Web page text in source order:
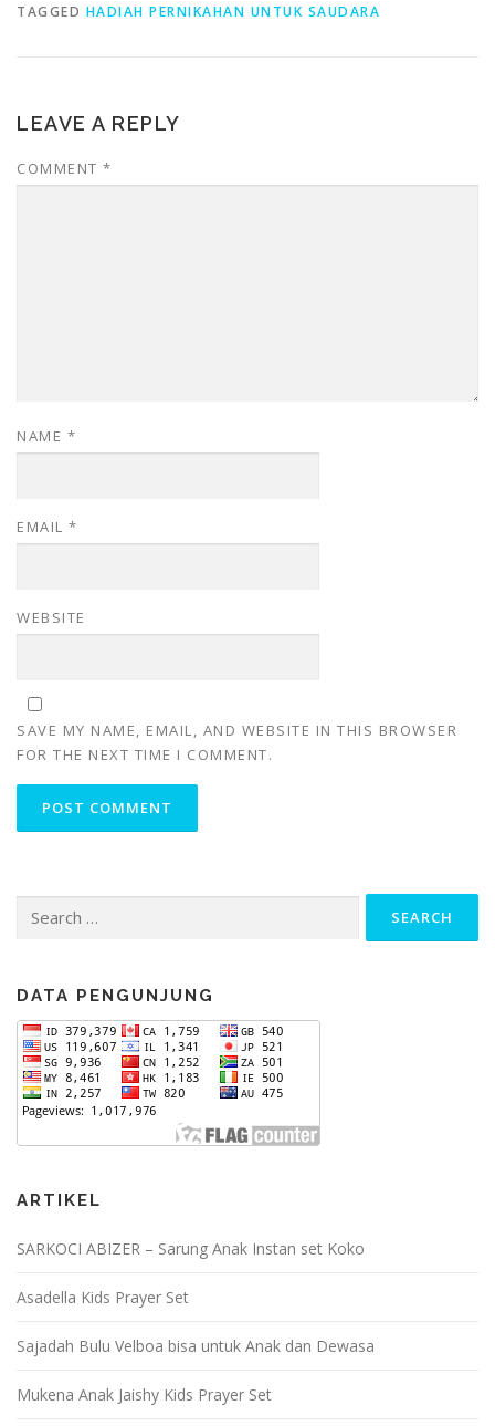
TAGGED HADIAH PERNIKAHAN UNTUK SAUDARA
LEAVE A REPLY
COMMENT *
NAME *
EMAIL *
WEBSITE
SAVE MY NAME, EMAIL, AND WEBSITE IN THIS BROWSER
FOR THE NEXT TIME I COMMENT.
for:
DATA PENGUNJUNG
ARTIKEL
SARKOCI ABIZER – Sarung Anak Instan set Koko
Asadella Kids Prayer Set
Sajadah Bulu Velboa bisa untuk Anak dan Dewasa
Mukena Anak Jaishy Kids Prayer Set